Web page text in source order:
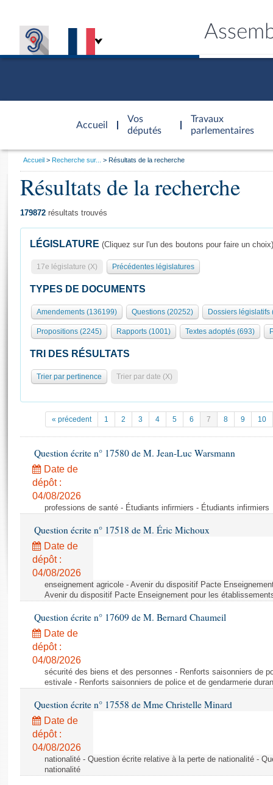
Accueil
d'accueil
Vos
députés
Travaux
parlementaires
Présidence
577 députés
Groupes politiques
Séance publique
Commissions et autres organes
Europe et International
Pétitions
Projets de loi
Propositions de loi
Amendements
Textes adoptés
Rapports d'information
Rapports d'enquête
Rapports législatifs
Baromètre de l’application des lois
Dossiers législatifs
Budget et sécurité sociale
Questions écrites et orales
Comptes rendus des débats
Général
Rôle et pouvoirs de l'Assemblée
Organisation de l'Assemblée
Présidence Conférence des Présidents Bureau Collège des
Statistiques et chiffres clés
Documents de référence
( Constitution | Règlement de l'Assemblée ... )
Histoire
Juniors
Anciennes législatures
Liens vers les sites publics
Visiter l'Assemblée
Visite virtuelle du palais Bourbon
Assister à une séance
La Bibliothèque
Contacts et plan d'accès
Photos libres de droit
Vous
Accueil Recherche sur... Résultats de la recherche
Résultats de la recherche
179872 résultats trouvés
LÉGISLATURE (Cliquez sur l'un des boutons pour faire un choix)
17e législature (X) Précédentes législatures
TYPES DE DOCUMENTS
Amendements (136199) Questions (20252) Dossiers législatifs
Propositions (2245) Rapports (1001) Textes adoptés (693)
TRI DES RÉSULTATS
Trier par pertinence Trier par date (X)
« précedent 1 2 3 4 5 6 7 8 9 10
Question écrite n° 17580 de M. Jean-Luc Warsmann
Date de
dépôt :
04/08/2026
professions de santé - Étudiants infirmiers - Étudiants infirmiers
Question écrite n° 17518 de M. Éric Michoux
Date de
dépôt :
04/08/2026
enseignement agricole - Avenir du dispositif Pacte
Avenir du dispositif Pacte Enseignement pour les
Question écrite n° 17609 de M. Bernard Chaumeil
Date de
dépôt :
04/08/2026
sécurité des biens et des personnes - Renforts saisonniers de
estivale - Renforts saisonniers de police et de gendarmerie
Question écrite n° 17558 de Mme Christelle Minard
Date de
dépôt :
04/08/2026
nationalité - Question écrite relative à la perte de nationalité -
nationalité